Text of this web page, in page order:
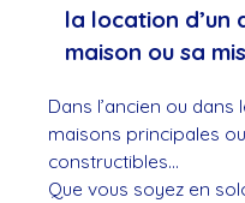
la location d’un
maison ou sa
Dans l’ancien ou
maisons principales
constructibles...
Que vous soyez en